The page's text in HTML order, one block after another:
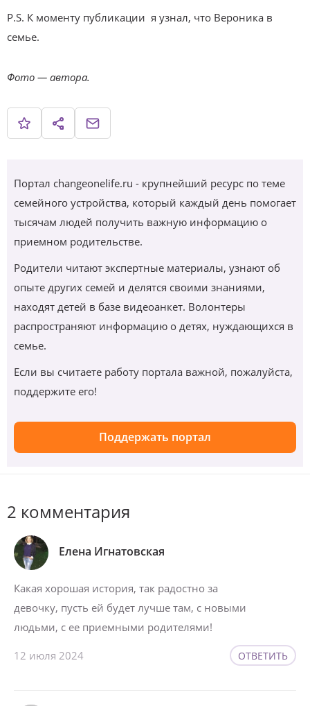
P.S. К моменту публикации я узнал, что Вероника в
семье.
Фото — автора.
Портал changeonelife.ru - крупнейший ресурс по теме
семейного устройства, который каждый день помогает
тысячам людей получить важную информацию о
приемном родительстве.
Родители читают экспертные материалы, узнают об
опыте других семей и делятся своими знаниями,
находят детей в базе видеоанкет. Волонтеры
распространяют информацию о детях, нуждающихся в
семье.
Если вы считаете работу портала важной, пожалуйста,
поддержите его!
Поддержать портал
2 комментария
Елена Игнатовская
Какая хорошая история, так радостно за
девочку, пусть ей будет лучше там, с новыми
людьми, с ее приемными родителями!
12 июля 2024 ОТВЕТИТЬ